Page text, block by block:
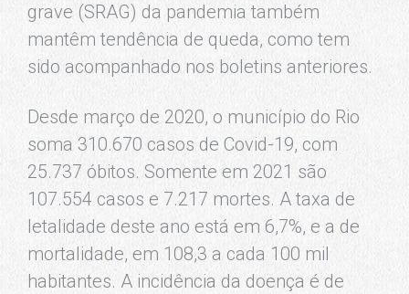
grave (SRAG) da pandemia também
mantêm tendência de queda, como tem
sido acompanhado nos boletins anteriores.
Desde março de 2020, o município do Rio
soma 310.670 casos de Covid-19, com
25.737 óbitos. Somente em 2021 são
107.554 casos e 7.217 mortes. A taxa de
letalidade deste ano está em 6,7%, e a de
mortalidade, em 108,3 a cada 100 mil
habitantes. A incidência da doença é de